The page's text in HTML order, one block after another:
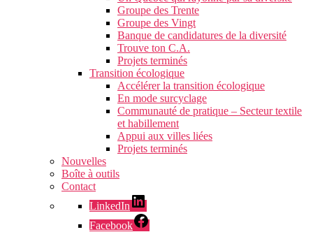
Groupe des Trente
Groupe des Vingt
Banque de candidatures de la diversité
Trouve ton C.A.
Projets terminés
Transition écologique
Accélérer la transition écologique
En mode surcyclage
Communauté de pratique – Secteur textile
et habillement
Appui aux villes liées
Projets terminés
Nouvelles
Boîte à outils
Contact
LinkedIn
Facebook